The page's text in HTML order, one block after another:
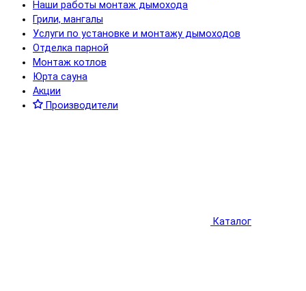
Наши работы монтаж дымохода
Грили, мангалы
Услуги по установке и монтажу дымоходов
Отделка парной
Монтаж котлов
Юрта сауна
Акции
Производители
Каталог